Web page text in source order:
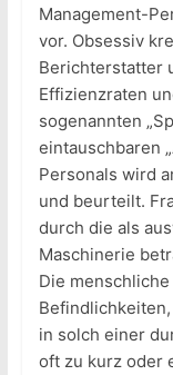
Management-
vor. Obsessiv
Berichterstatter
Effizienzraten
sogenannten
eintauschbaren
Personals wird
und beurteilt.
durch die als
Maschinerie
Die
in solch einer
oft zu kurz oder